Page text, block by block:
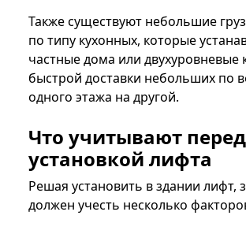
Также существуют небольшие
по типу кухонных, которые
частные дома или двухуровневые
быстрой доставки небольших по
одного этажа на другой.
Что учитывают перед
установкой лифта
Решая установить в здании лифт,
должен учесть несколько